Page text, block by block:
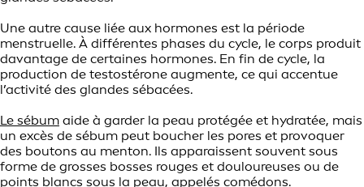
Une autre cause liée aux hormones est la période
menstruelle. À différentes phases du cycle, le corps produit
davantage de certaines hormones. En fin de cycle, la
production de testostérone augmente, ce qui accentue
l’activité des glandes sébacées.
Le sébum aide à garder la peau protégée et hydratée, mais
un excès de sébum peut boucher les pores et provoquer
des boutons au menton. Ils apparaissent souvent sous
forme de grosses bosses rouges et douloureuses ou de
points blancs sous la peau, appelés comédons.